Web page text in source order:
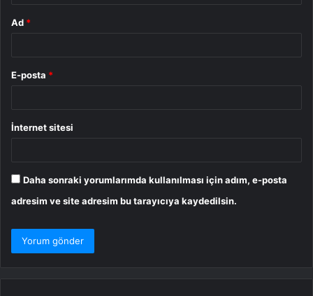
Ad *
E-posta *
İnternet sitesi
Daha sonraki yorumlarımda kullanılması için adım, e-posta
adresim ve site adresim bu tarayıcıya kaydedilsin.